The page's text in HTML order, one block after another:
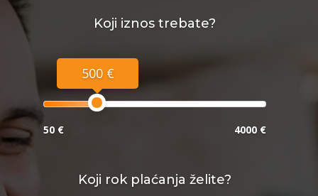
Koji iznos trebate?
500 €
50 € 4000 €
Koji rok plaćanja želite?